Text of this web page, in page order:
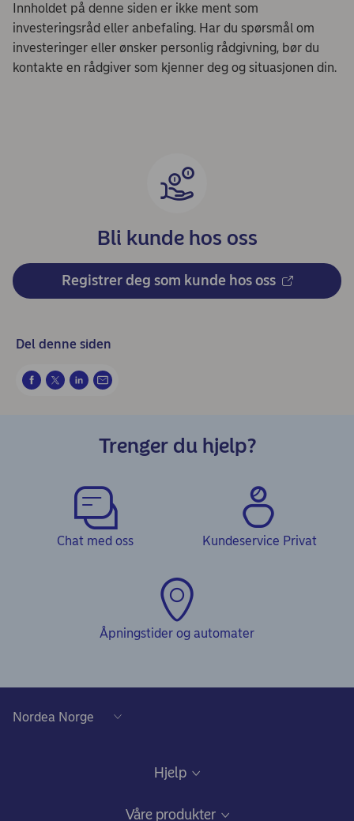
Innholdet på denne siden er ikke ment som
investeringsråd eller anbefaling. Har du spørsmål om
investeringer eller ønsker personlig rådgivning, bør du
kontakte en rådgiver som kjenner deg og situasjonen din.
Bli kunde hos oss
Registrer deg som kunde hos oss
Del denne siden
Trenger du hjelp?
Chat med oss Kundeservice Privat
Åpningstider og automater
Hjelp
Våre produkter